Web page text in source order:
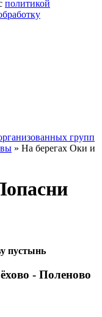
политикой
групп
» На берегах Оки и
пустынь
- Поленово